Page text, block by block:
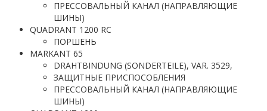
ПРЕССОВАЛЬНЫЙ КАНАЛ (НАПРАВЛЯЮЩИЕ
ШИНЫ)
QUADRANT 1200 RC
ПОРШЕНЬ
MARKANT 65
DRAHTBINDUNG (SONDERTEILE), VAR. 3529,
ЗАЩИТНЫЕ ПРИСПОСОБЛЕНИЯ
ПРЕССОВАЛЬНЫЙ КАНАЛ (НАПРАВЛЯЮЩИЕ
ШИНЫ)